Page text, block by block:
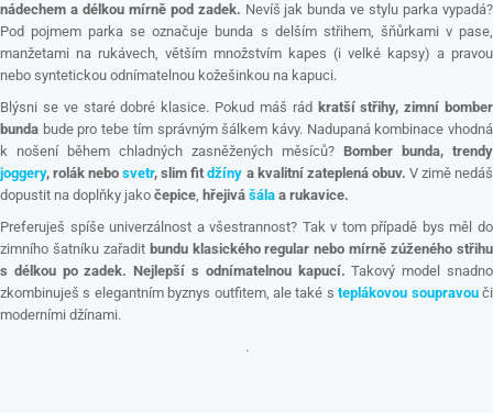
nádechem a délkou mírně pod zadek. Nevíš jak bunda ve stylu parka vypadá?
Pod pojmem parka se označuje bunda s delším střihem, šňůrkami v pase,
manžetami na rukávech, větším množstvím kapes (i velké kapsy) a pravou
nebo syntetickou odnímatelnou kožešinkou na kapuci.
Blýsni se ve staré dobré klasice. Pokud máš rád kratší střihy, zimní bomber
bunda bude pro tebe tím správným šálkem kávy. Nadupaná kombinace vhodná
k nošení během chladných zasněžených měsíců? Bomber bunda, trendy
joggery, rolák nebosvetr, slim fitdžíny a kvalitní zateplená obuv. V zimě nedáš
dopustit na doplňky jako čepice, hřejivá šála a rukavice.
Preferuješ spíše univerzálnost a všestrannost? Tak v tom případě bys měl do
zimního šatníku zařadit bundu klasického regular nebo mírně zúženého střihu
s délkou po zadek. Nejlepší s odnímatelnou kapucí. Takový model snadno
zkombinuješ s elegantním byznys outfitem, ale také steplákovou soupravouči
moderními džínami.
.